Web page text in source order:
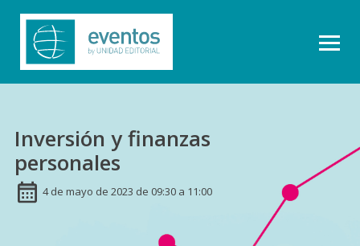
Inversión y finanzas
personales
4 de mayo de 2023 de 09:30 a 11:00